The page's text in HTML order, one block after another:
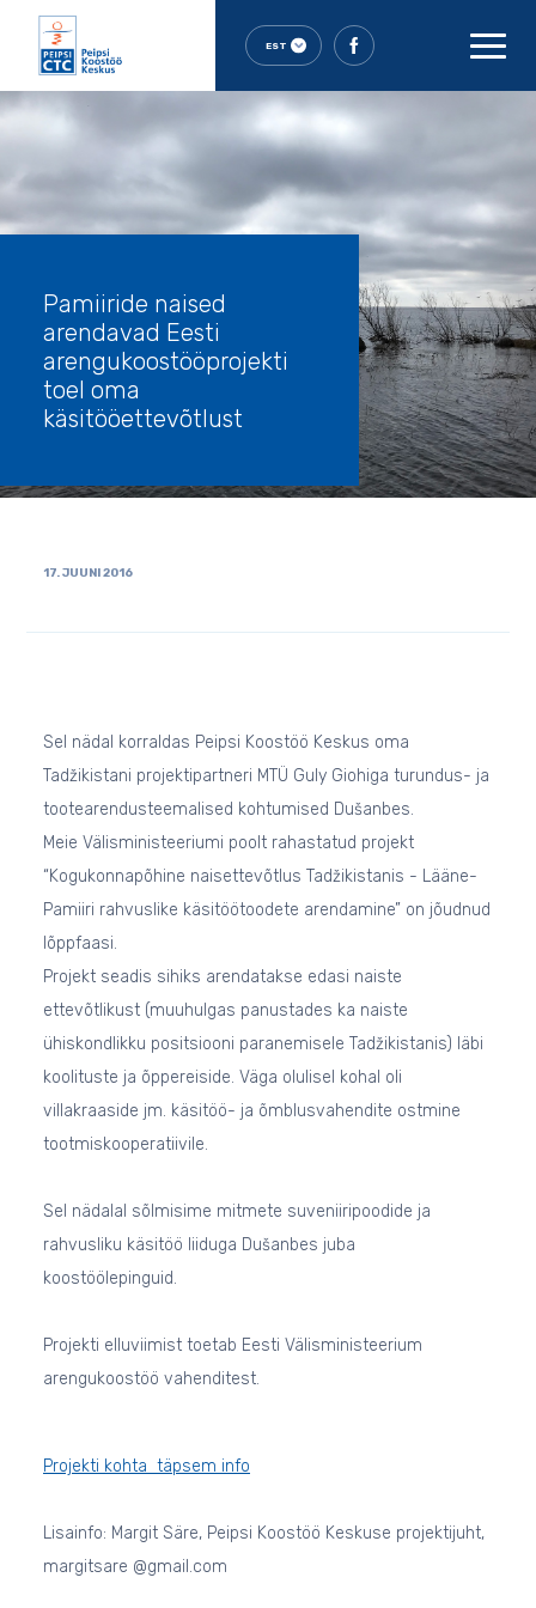
EST
Pamiiride naised
arendavad Eesti
arengukoostööprojekti
toel oma
käsitööettevõtlust
17. JUUNI 2016
Sel nädal korraldas Peipsi Koostöö Keskus oma
Tadžikistani projektipartneri MTÜ Guly Giohiga turundus- ja
tootearendusteemalised kohtumised Dušanbes.
Meie Välisministeeriumi poolt rahastatud projekt
“Kogukonnapõhine naisettevõtlus Tadžikistanis - Lääne-
Pamiiri rahvuslike käsitöötoodete arendamine” on jõudnud
lõppfaasi.
Projekt seadis sihiks arendatakse edasi naiste
ettevõtlikust (muuhulgas panustades ka naiste
ühiskondlikku positsiooni paranemisele Tadžikistanis) läbi
koolituste ja õppereiside. Väga olulisel kohal oli
villakraaside jm. käsitöö- ja õmblusvahendite ostmine
tootmiskooperatiivile.
Sel nädalal sõlmisime mitmete suveniiripoodide ja
rahvusliku käsitöö liiduga Dušanbes juba
koostöölepinguid.
Projekti elluviimist toetab Eesti Välisministeerium
arengukoostöö vahenditest.
Projekti kohta täpsem info
Lisainfo: Margit Säre, Peipsi Koostöö Keskuse projektijuht,
margitsare @gmail.com